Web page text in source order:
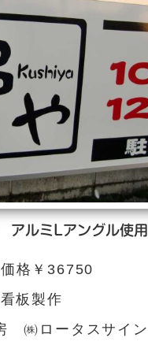
ルミLアングル使用
格￥36750
板製作
㈱ロータスサイン